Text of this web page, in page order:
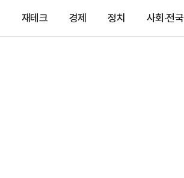
재테크 경제 정치 사회·전국